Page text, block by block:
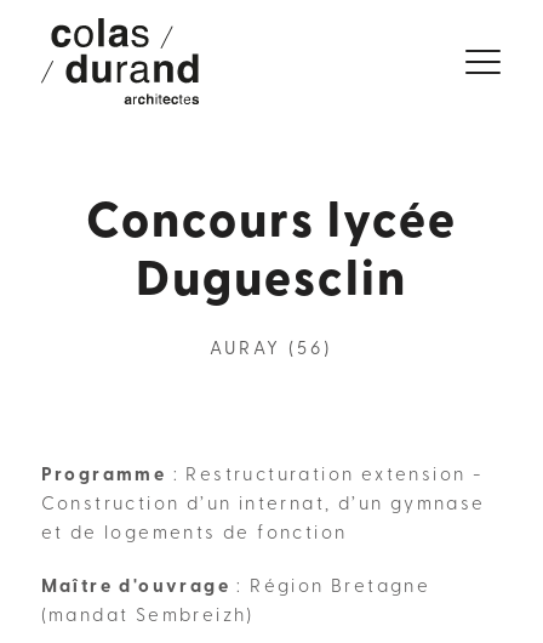
Concours lycée
Duguesclin
AURAY (56)
Programme : Restructuration extension -
Construction d’un internat, d’un gymnase
et de logements de fonction
Maître d'ouvrage : Région Bretagne
(mandat Sembreizh)